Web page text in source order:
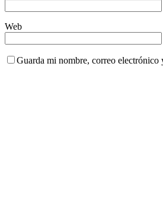
Web
Guarda mi nombre, correo electrónico